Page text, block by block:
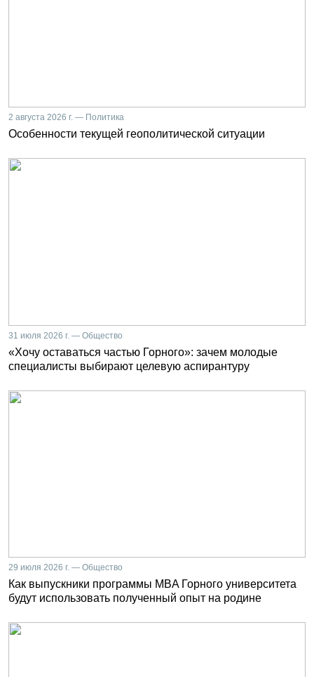
2 августа 2026 г. — Политика
Особенности текущей геополитической ситуации
31 июля 2026 г. — Общество
«Хочу оставаться частью Горного»: зачем молодые
специалисты выбирают целевую аспирантуру
29 июля 2026 г. — Общество
Как выпускники программы MBA Горного университета
будут использовать полученный опыт на родине